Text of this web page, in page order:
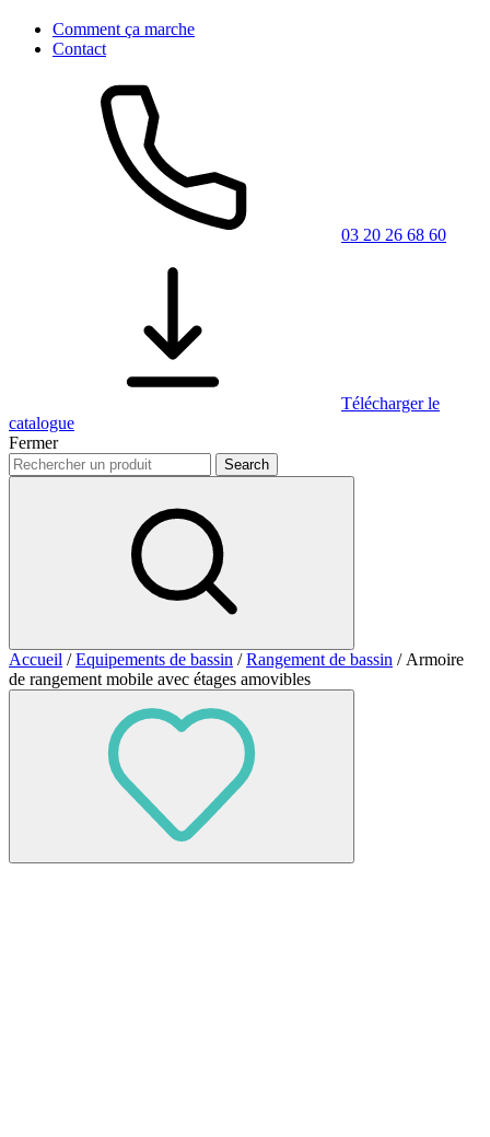
Comment ça marche
Contact
03 20 26 68 60
Télécharger le
catalogue
Fermer
Accueil /Equipements de bassin /Rangement de bassin / Armoire
de rangement mobile avec étages amovibles